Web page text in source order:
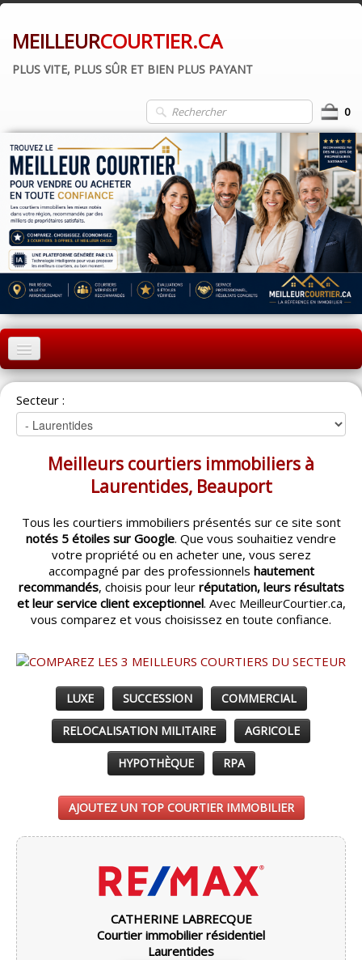
MEILLEURCOURTIER.CA
PLUS VITE, PLUS SÛR ET BIEN PLUS PAYANT
0
ACCUEIL
MONTRÉAL
QUÉBEC
LAVAL
CATÉGORIES▼
ACHETEUR / VENDEUR▼
ENTREPRENEURS▼
ESPACE COURTIER ▼
Secteur :
Meilleurs courtiers immobiliers à
Laurentides, Beauport
Tous les courtiers immobiliers présentés sur ce site sont
notés 5 étoiles sur Google. Que vous souhaitiez vendre
votre propriété ou en acheter une, vous serez
accompagné par des professionnels hautement
recommandés, choisis pour leur réputation, leurs résultats
et leur service client exceptionnel. Avec MeilleurCourtier.ca,
vous comparez et vous choisissez en toute confiance.
LUXE SUCCESSION COMMERCIAL
RELOCALISATION MILITAIRE AGRICOLE
HYPOTHÈQUE RPA
AJOUTEZ UN TOP COURTIER IMMOBILIER
CATHERINE LABRECQUE
Courtier immobilier résidentiel
Laurentides